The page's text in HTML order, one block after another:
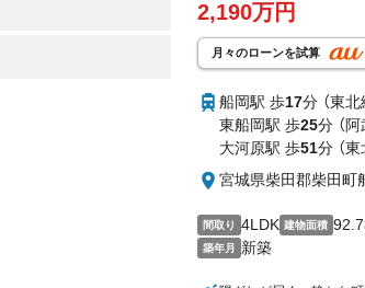
お客様により良い物件
2.
＜経験豊富なスタッフ＞
当社では【購入】【売却】
する様々なご相談はも
ご購入時に気になる住
誠意ご説明させていた
で、ぜひお越しくださ
2,190万円
月々のローンを試算
船岡駅 歩17分 （東北
東船岡駅 歩25分 （阿
大河原駅 歩51分 （東
宮城県柴田郡柴田町
間取り 4LDK 建物面積
築年月 新築